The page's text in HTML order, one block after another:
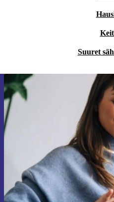
Suuret
Liity
tilaajaksi ja
Älä missaa enää
Pyydä
Lisätietoja henkilötietojen käytöstä